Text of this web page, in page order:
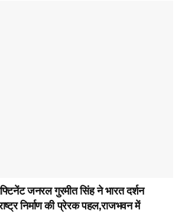
जनरल गुरमीत सिंह ने भारत दर्शन
निर्माण की प्रेरक पहल,राजभवन में